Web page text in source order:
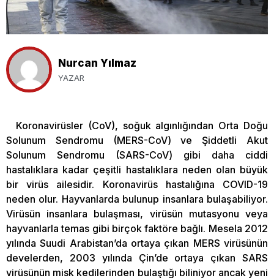
Nurcan Yılmaz
YAZAR
Koronavirüsler (CoV), soğuk algınlığından Orta Doğu
Solunum Sendromu (MERS-CoV) ve Şiddetli Akut
Solunum Sendromu (SARS-CoV) gibi daha ciddi
hastalıklara kadar çeşitli hastalıklara neden olan büyük
bir virüs ailesidir. Koronavirüs hastalığına COVID-19
neden olur. Hayvanlarda bulunup insanlara bulaşabiliyor.
Virüsün insanlara bulaşması, virüsün mutasyonu veya
hayvanlarla temas gibi birçok faktöre bağlı. Mesela 2012
yılında Suudi Arabistan’da ortaya çıkan MERS virüsünün
develerden, 2003 yılında Çin’de ortaya çıkan SARS
virüsünün misk kedilerinden bulaştığı biliniyor ancak yeni